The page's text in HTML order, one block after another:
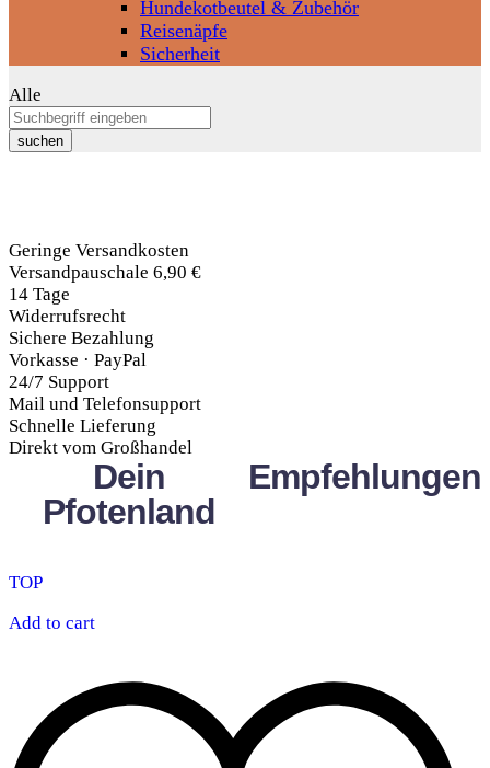
Hundekotbeutel & Zubehör
Reisenäpfe
Sicherheit
Alle
suchen
Geringe Versandkosten
Versandpauschale 6,90 €
14 Tage
Widerrufsrecht
Sichere Bezahlung
Vorkasse · PayPal
24/7 Support
Mail und Telefonsupport
Schnelle Lieferung
Direkt vom Großhandel
Dein
Pfotenland
Empfehlungen
TOP
Add to cart